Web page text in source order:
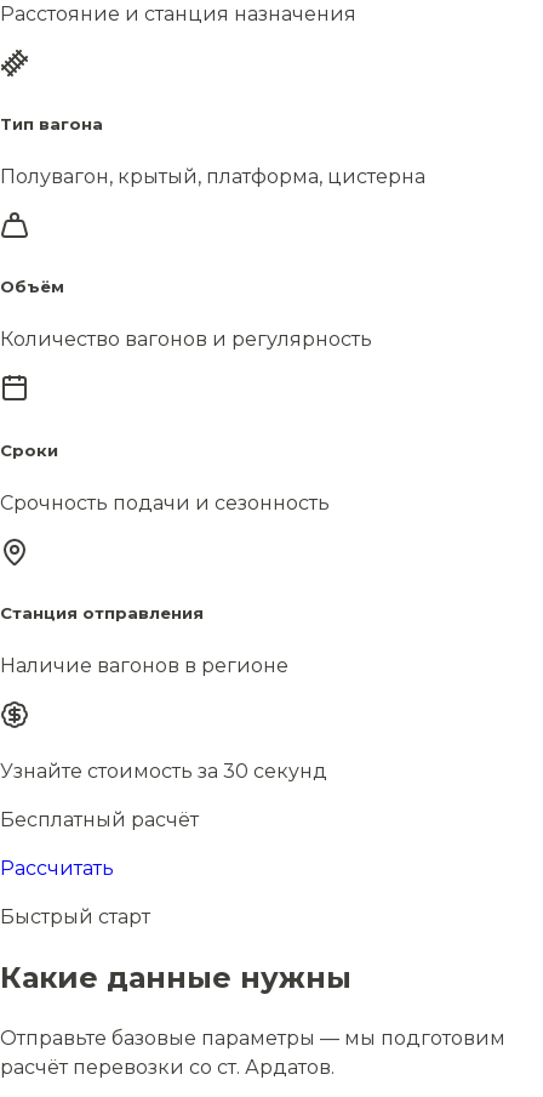
Расстояние и станция назначения
Тип вагона
Полувагон, крытый, платформа, цистерна
Объём
Количество вагонов и регулярность
Сроки
Срочность подачи и сезонность
Станция отправления
Наличие вагонов в регионе
Узнайте стоимость за 30 секунд
Бесплатный расчёт
Рассчитать
Быстрый старт
Какие данные нужны
Отправьте базовые параметры — мы подготовим
расчёт перевозки со ст. Ардатов.